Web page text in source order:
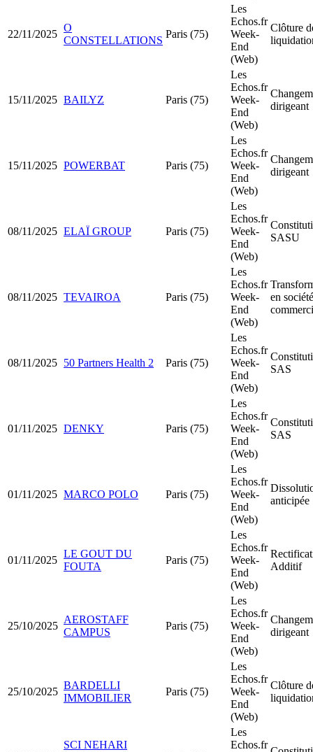
22/11/2025
O
CONSTELLATIONS
Paris (75)
Les
Echos.fr
Week-
End
(Web)
Clôture
15/11/2025 BAILYZ Paris (75)
Les
Echos.fr
Week-
End
(Web)
dirigeant
15/11/2025 POWERBAT Paris (75)
Les
Echos.fr
Week-
End
(Web)
dirigeant
08/11/2025 ELAÏ GROUP Paris (75)
Les
Echos.fr
Week-
End
(Web)
SASU
08/11/2025 TEVAIROA Paris (75)
Les
Echos.fr
Week-
End
(Web)
en
08/11/2025 50 Partners Health 2 Paris (75)
Les
Echos.fr
Week-
End
(Web)
SAS
01/11/2025 DENKY Paris (75)
Les
Echos.fr
Week-
End
(Web)
SAS
01/11/2025 MARCO POLO Paris (75)
Les
Echos.fr
Week-
End
(Web)
anticipée
01/11/2025
LE GOUT DU
FOUTA
Paris (75)
Les
Echos.fr
Week-
End
(Web)
Additif
25/10/2025
AEROSTAFF
CAMPUS
Paris (75)
Les
Echos.fr
Week-
End
(Web)
dirigeant
25/10/2025
BARDELLI
IMMOBILIER
Paris (75)
Les
Echos.fr
Week-
End
(Web)
Clôture
SCI NEHARI
Les
Echos.fr